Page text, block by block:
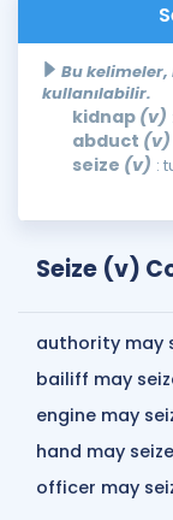
Bu
kullanılabilir.
kidnap (v)
abduct (v)
seize (v) :
Seize (v)
authority may
bailiff may
engine may
hand may
officer may